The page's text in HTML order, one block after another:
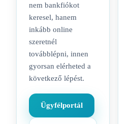
nem bankfiókot
keresel, hanem
inkább online
szeretnél
továbblépni, innen
gyorsan elérheted a
következő lépést.
Ügyfélportál